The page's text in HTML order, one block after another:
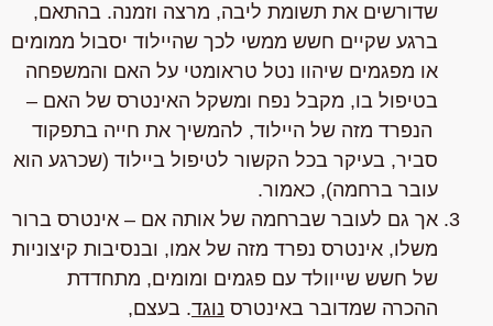
שדורשים את תשומת ליבה, מרצה וזמנה. בהתאם,
ברגע שקיים חשש ממשי לכך שהיילוד יסבול ממומים
או מפגמים שיהוו נטל טראומטי על האם והמשפחה
בטיפול בו, מקבל נפח ומשקל האינטרס של האם –
הנפרדמזה של היילוד, להמשיך את חייה בתפקוד
סביר, בעיקר בכל הקשור לטיפול ביילוד (שכרגע הוא
עובר ברחמה), כאמור.
אך גם לעובר שברחמה של אותה אם – אינטרס ברור
משלו, אינטרס נפרדמזה של אמו, ובנסיבות קיצוניות
של חשש שייוולד עם פגמים ומומים, מתחדדת
ההכרה שמדובר באינטרס נוגד. בעצם,